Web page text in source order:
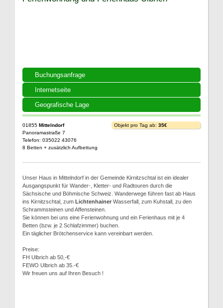
Buchungsanfrage
Internetseite
Geografische Lage
01855 Mittelndorf
Panoramastraße 7
Telefon: 035022 43076
8 Betten + zusätzlich Aufbettung
Objekt pro Tag ab: 35€
Unser Haus in Mittelndorf in der Gemeinde Kirnitzschtal ist ein idealer
Ausgangspunkt für Wander-, Kletter- und Radtouren durch die
Sächsische und Böhmische Schweiz. Wanderwege führen fast ab Haus
ins Kirnitzschtal, zum Lichtenhainer Wasserfall, zum Kuhstall, zu den
Schrammsteinen und Affensteinen.
Sie können bei uns eine Ferienwohnung und ein Ferienhaus mit je 4
Betten (bzw. je 2 Schlafzimmer) buchen.
Ein täglicher Brötchenservice kann vereinbart werden.
Preise:
FH Ulbrich ab 50,-€
FEWO Ulbrich ab 35.-€
Wir freuen uns auf Ihren Besuch !